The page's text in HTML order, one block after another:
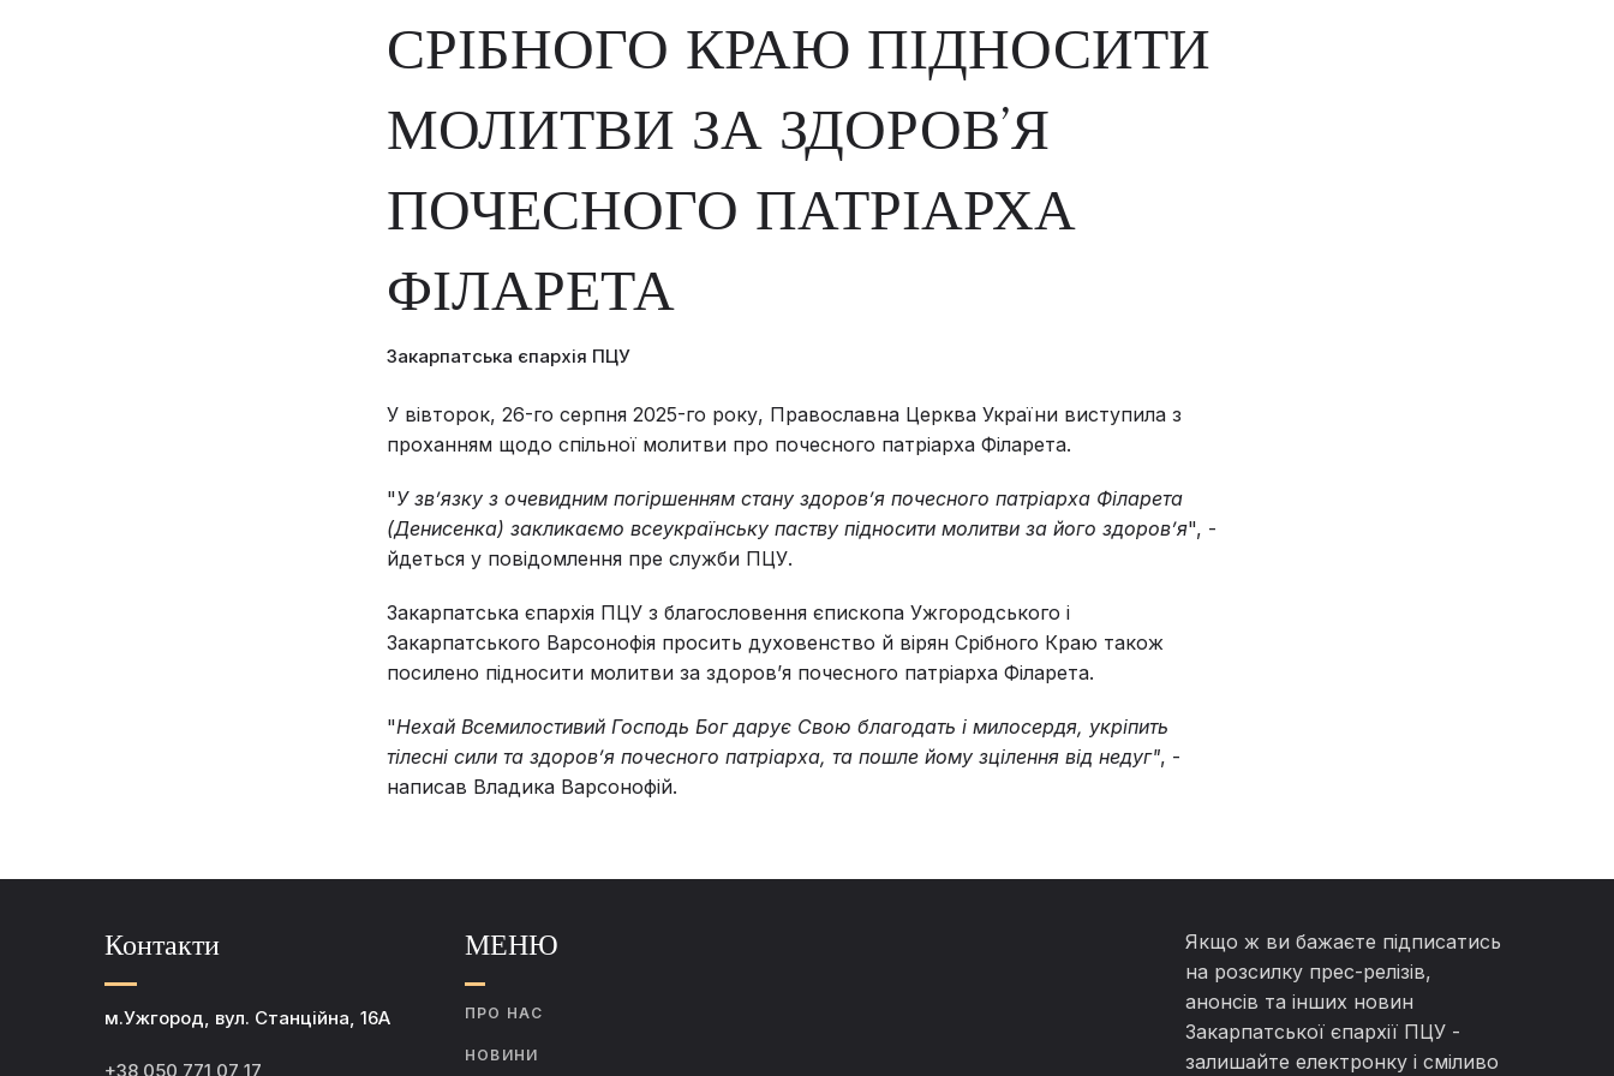
СРІБНОГО КРАЮ ПІДНОСИТИ
МОЛИТВИ ЗА ЗДОРОВ’Я
ПОЧЕСНОГО ПАТРІАРХА
ФІЛАРЕТА
Закарпатська єпархія ПЦУ
У вівторок, 26-го серпня 2025-го року, Православна Церква України виступила з
проханням щодо спільної молитви про почесного патріарха Філарета.
"У звʼязку з очевидним погіршенням стану здоровʼя почесного патріарха Філарета
(Денисенка) закликаємо всеукраїнську паству підносити молитви за його здоровʼя", -
йдеться у повідомлення пре служби ПЦУ.
Закарпатська єпархія ПЦУ з благословення єпископа Ужгородського і
Закарпатського Варсонофія просить духовенство й вірян Срібного Краю також
посилено підносити молитви за здоров’я почесного патріарха Філарета.
"Нехай Всемилостивий Господь Бог дарує Свою благодать і милосердя, укріпить
тілесні сили та здоровʼя почесного патріарха, та пошле йому зцілення від недуг", -
написав Владика Варсонофій.
Контакти
м.Ужгород, вул. Станційна, 16А
+38 050 771 07 17
МЕНЮ
ПРО НАС
НОВИНИ
Якщо ж ви бажаєте підписатись
на розсилку прес-релізів,
анонсів та інших новин
Закарпатської єпархії ПЦУ -
залишайте електронку і сміливо